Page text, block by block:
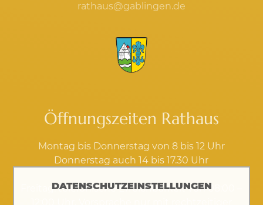
rathaus@gablingen.de
Öffnungszeiten Rathaus
Montag bis Donnerstag von 8 bis 12 Uhr
Donnerstag auch 14 bis 17.30 Uhr
Freitag: telefonische Erreichbarkeit von 08:00 –
DATENSCHUTZEINSTELLUNGEN